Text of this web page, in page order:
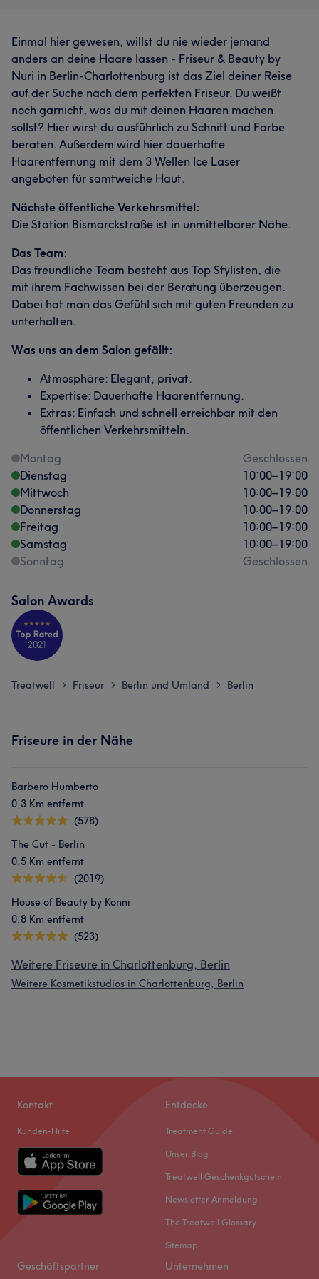
Einmal hier gewesen, willst du nie wieder jemand
anders an deine Haare lassen - Friseur & Beauty by
Nuri in Berlin-Charlottenburg ist das Ziel deiner Reise
auf der Suche nach dem perfekten Friseur. Du weißt
noch garnicht, was du mit deinen Haaren machen
sollst? Hier wirst du ausführlich zu Schnitt und Farbe
beraten. Außerdem wird hier dauerhafte
Haarentfernung mit dem 3 Wellen Ice Laser
angeboten für samtweiche Haut.
Nächste öffentliche Verkehrsmittel:
Die Station Bismarckstraße ist in unmittelbarer Nähe.
Das Team:
Das freundliche Team besteht aus Top Stylisten, die
mit ihrem Fachwissen bei der Beratung überzeugen.
Dabei hat man das Gefühl sich mit guten Freunden zu
unterhalten.
Was uns an dem Salon gefällt:
Atmosphäre: Elegant, privat.
Expertise: Dauerhafte Haarentfernung.
Extras: Einfach und schnell erreichbar mit den
öffentlichen Verkehrsmitteln.
Montag
Geschlossen
Dienstag
10:00–19:00
Mittwoch
10:00–19:00
Donnerstag
10:00–19:00
Freitag
10:00–19:00
Samstag
10:00–19:00
Sonntag
Geschlossen
Salon Awards
Treatwell > Friseur > Berlin und Umland > Berlin
Friseure in der Nähe
Barbero Humberto
0,3 Km entfernt
(578)
The Cut - Berlin
0,5 Km entfernt
(2019)
House of Beauty by Konni
0,8 Km entfernt
(523)
Weitere Friseure in Charlottenburg, Berlin
Weitere Kosmetikstudios in Charlottenburg, Berlin
Kontakt
Kunden-Hilfe
Entdecke
Treatment Guide
Unser Blog
Treatwell Geschenkgutschein
Newsletter Anmeldung
The Treatwell Glossary
Sitemap
Geschäftspartner Unternehmen